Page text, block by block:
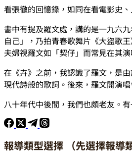
看張徹的回憶錄，如同在看電影史
書中有提及羅文處，講的是一九六
自己」，乃拍青春歌舞片《大盜歌
夫婦視羅文如「契仔」而常見在其
在《卉》之前，我認識了羅文，是
現代詩般的歌詞。後來，羅文開演
八十年代中後間，我們也頗老友。
報導類型選擇 （先選擇報導